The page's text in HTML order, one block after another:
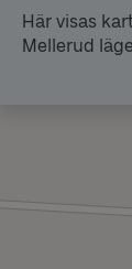
Här visas
Mellerud